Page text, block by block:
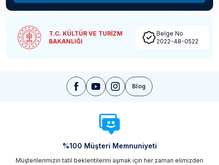
T.C. KÜLTÜR VE TURİZM
BAKANLIĞI
Belge No
2022-48-0522
Blog
%100 Müşteri Memnuniyeti
Müşterilerimizin tatil beklentilerini aşmak için her zaman elimizden